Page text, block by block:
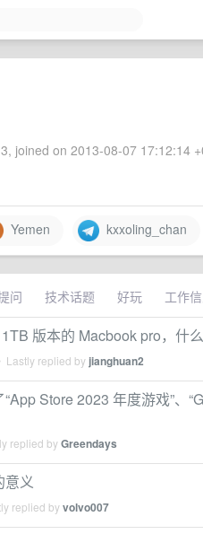
joined on 2013-08-07 17:12:14
Yemen kxxoling_chan
问 技术话题 好玩 工作
版本的 Macbook pro，什
Lastly replied by jianghuan2
Store 2023 年度游戏”、
replied byGreendays
意义
replied byvolvo007